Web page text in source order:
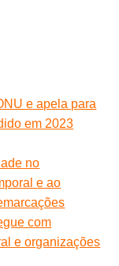
e apela para
em 2023
no
e ao
com
e organizações